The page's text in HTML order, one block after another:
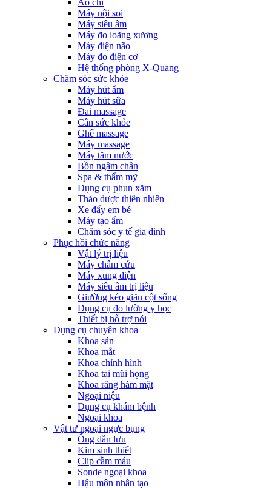
Áo chì
Máy nội soi
Máy siêu âm
Máy đo loãng xương
Máy điện não
Máy đo điện cơ
Hệ thống phòng X-Quang
Chăm sóc sức khỏe
Máy hút ẩm
Máy hút sữa
Đai massage
Cân sức khỏe
Ghế massage
Máy massage
Máy tăm nước
Bồn ngâm chân
Spa & thẩm mỹ
Dụng cụ phun xăm
Thảo dược thiên nhiên
Xe đẩy em bé
Máy tạo ẩm
Chăm sóc y tế gia đình
Phục hồi chức năng
Vật lý trị liệu
Máy châm cứu
Máy xung điện
Máy siêu âm trị liệu
Giường kéo giãn cột sống
Dụng cụ đo lường y học
Thiết bị hỗ trợ nói
Dụng cụ chuyên khoa
Khoa sản
Khoa mắt
Khoa chỉnh hình
Khoa tai mũi họng
Khoa răng hàm mặt
Ngoại niệu
Dụng cụ khám bệnh
Ngoại khoa
Vật tư ngoại ngực bụng
Ống dẫn lưu
Kim sinh thiết
Clip cầm máu
Sonde ngoại khoa
Hậu môn nhân tạo